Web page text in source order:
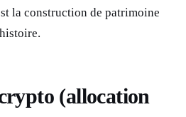
la construction de patrimoine
(allocation